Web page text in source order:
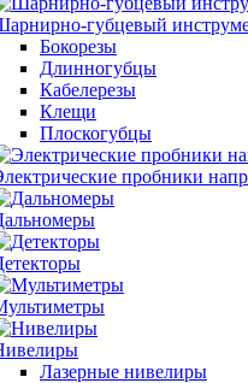
губцевый
Бокорезы
Длинногубцы
Кабелерезы
Клещи
Плоскогубцы
пробники
Лазерные нивелиры